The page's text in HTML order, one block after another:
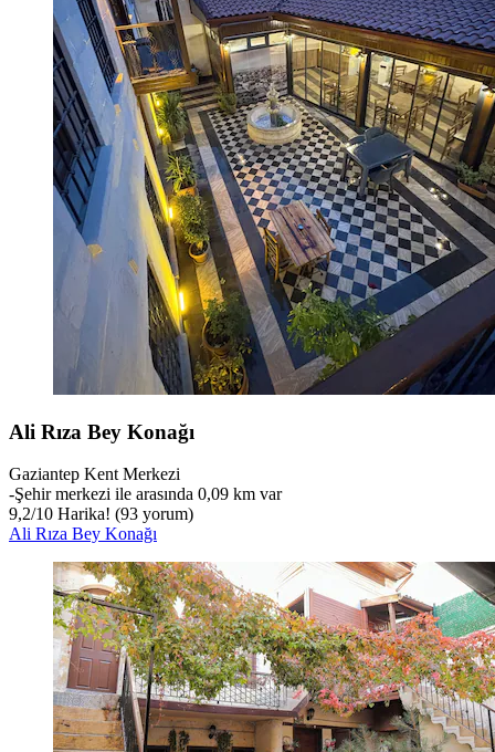
Ali Rıza Bey Konağı
Gaziantep Kent Merkezi
‐Şehir merkezi ile arasında 0,09 km var
9,2/10 Harika! (93 yorum)
Ali Rıza Bey Konağı